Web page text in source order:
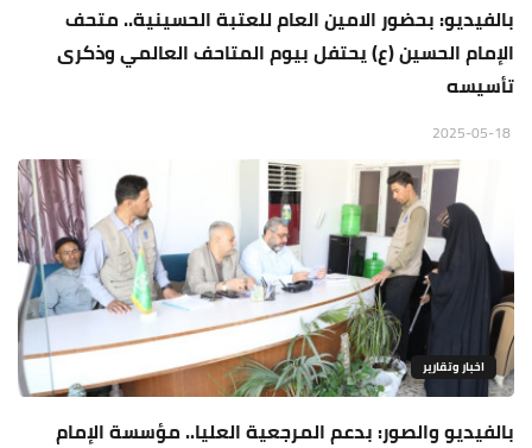
بالفيديو: بحضور الامين العام للعتبة الحسينية.. متحف
الإمام الحسين (ع) يحتفل بيوم المتاحف العالمي وذكرى
تأسيسه
اخبار وتقارير
بالفيديو والصور: بدعم المرجعية العليا.. مؤسسة الإمام